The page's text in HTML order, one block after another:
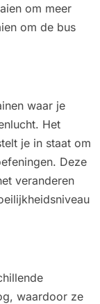
om meer
om de bus
waar je
Het
je in staat om
Deze
veranderen
waardoor ze